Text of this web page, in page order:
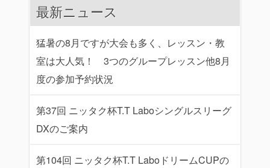
最新ニュース
猛暑の8月ですが大会も多く、レッスン・教
室は大人気！ 3つのグループレッスン他8月
度の参加予約状況
第37回 ニッタク杯T.T Laboシングルスリーグ
DXのご案内
第104回 ニッタク杯T.T LaboドリームCUPの